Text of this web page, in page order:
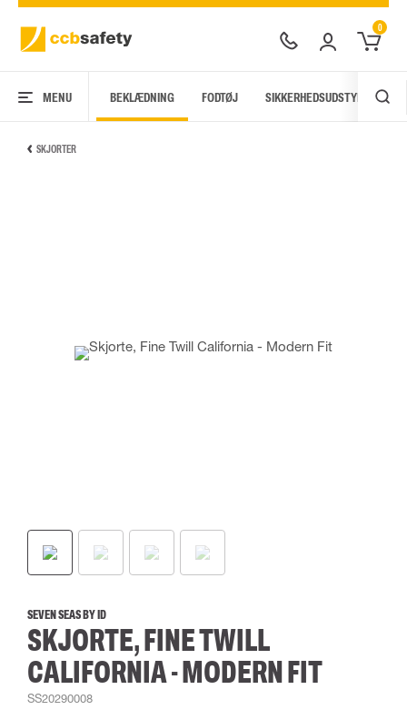
0
MENU BEKLÆDNING FODTØJ SIKKERHEDSUDSTYR
SKJORTER
SEVEN SEAS BY ID
SKJORTE, FINE TWILL
CALIFORNIA - MODERN FIT
SS20290008